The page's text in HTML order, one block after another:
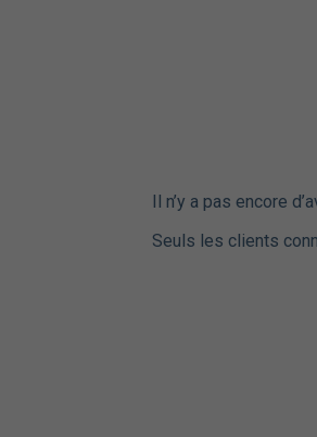
Il n’y a pas encore
Seuls les clients